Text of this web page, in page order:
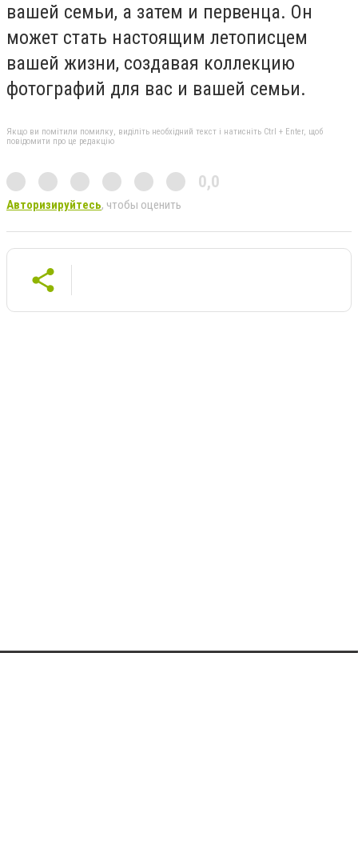
вашей семьи, а затем и первенца. Он
может стать настоящим летописцем
вашей жизни, создавая коллекцию
фотографий для вас и вашей семьи.
Якщо ви помітили помилку, виділіть необхідний текст і натисніть Ctrl + Enter, щоб
повідомити про це редакцію
0,0
Авторизируйтесь, чтобы оценить